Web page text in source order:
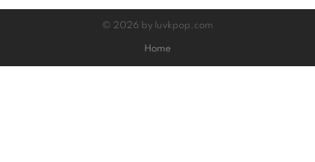
© 2026 by luvkpop.com
Home